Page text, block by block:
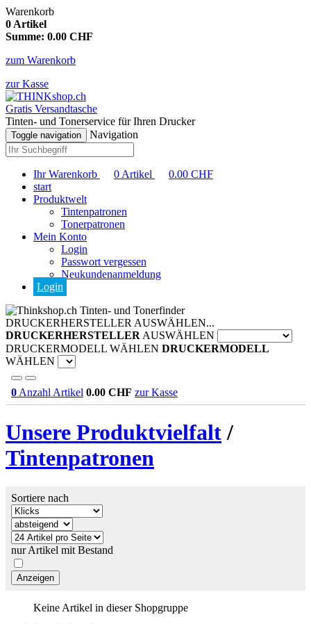
Warenkorb
0 Artikel
Summe: 0.00 CHF
zum Warenkorb
zur Kasse
Gratis Versandtasche
Tinten- und Tonerservice für Ihren Drucker
Toggle navigation Navigation
Ihr Warenkorb 0 Artikel 0.00 CHF
start
Produktwelt
Tintenpatronen
Tonerpatronen
Mein Konto
Login
Passwort vergessen
Neukundenanmeldung
Login
Tinten- und Tonerfinder
DRUCKERHERSTELLER AUSWÄHLEN...
DRUCKERHERSTELLER AUSWÄHLEN
DRUCKERMODELL WÄHLEN DRUCKERMODELL
WÄHLEN
0 Anzahl Artikel 0.00 CHF zur Kasse
Unsere Produktvielfalt/
Tintenpatronen
Sortiere nach
nur Artikel mit Bestand
Keine Artikel in dieser Shopgruppe